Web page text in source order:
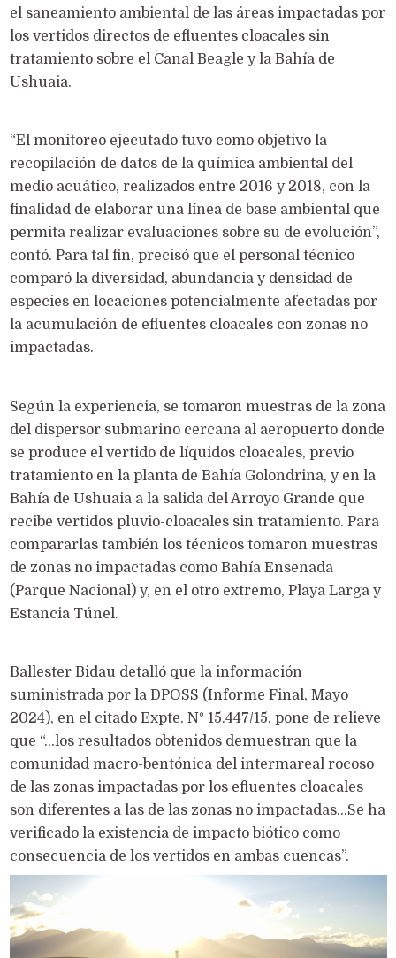
el saneamiento ambiental de las áreas impactadas por
los vertidos directos de efluentes cloacales sin
tratamiento sobre el Canal Beagle y la Bahía de
Ushuaia.
“El monitoreo ejecutado tuvo como objetivo la
recopilación de datos de la química ambiental del
medio acuático, realizados entre 2016 y 2018, con la
finalidad de elaborar una línea de base ambiental que
permita realizar evaluaciones sobre su de evolución”,
contó. Para tal fin, precisó que el personal técnico
comparó la diversidad, abundancia y densidad de
especies en locaciones potencialmente afectadas por
la acumulación de efluentes cloacales con zonas no
impactadas.
Según la experiencia, se tomaron muestras de la zona
del dispersor submarino cercana al aeropuerto donde
se produce el vertido de líquidos cloacales, previo
tratamiento en la planta de Bahía Golondrina, y en la
Bahía de Ushuaia a la salida del Arroyo Grande que
recibe vertidos pluvio-cloacales sin tratamiento. Para
compararlas también los técnicos tomaron muestras
de zonas no impactadas como Bahía Ensenada
(Parque Nacional) y, en el otro extremo, Playa Larga y
Estancia Túnel.
Ballester Bidau detalló que la información
suministrada por la DPOSS (Informe Final, Mayo
2024), en el citado Expte. N° 15.447/15, pone de relieve
que “...los resultados obtenidos demuestran que la
comunidad macro-bentónica del intermareal rocoso
de las zonas impactadas por los efluentes cloacales
son diferentes a las de las zonas no impactadas...Se ha
verificado la existencia de impacto biótico como
consecuencia de los vertidos en ambas cuencas”.